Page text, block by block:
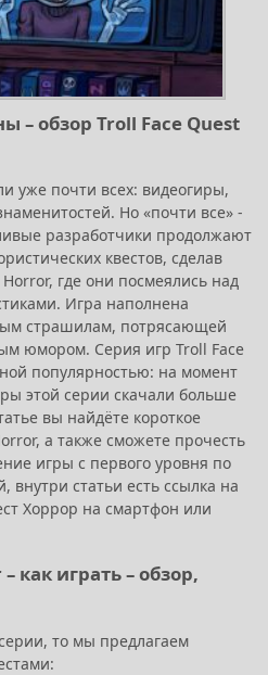
– обзор Troll Face Quest
уже почти всех: видеогиры,
Но «почти все» -
разработчики продолжают
квестов, сделав
где они посмеялись над
Игра наполнена
страшилам, потрясающей
юмором. Серия игр Troll Face
популярностью: на момент
этой серии скачали больше
вы найдёте короткое
а также сможете прочесть
игры с первого уровня по
внутри статьи есть ссылка на
Хоррор на смартфон или
как играть – обзор,
то мы предлагаем